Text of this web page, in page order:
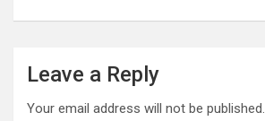
a
Leave a Reply
Your email address will not be published.